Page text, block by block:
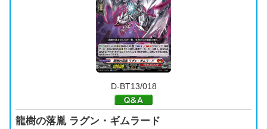
D-BT13/018
龍樹の落胤 ラグン・ギムラード